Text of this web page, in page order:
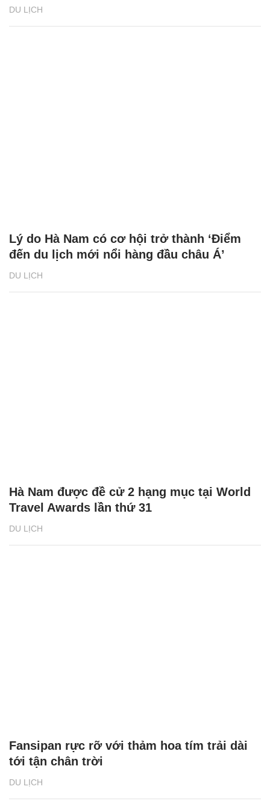
DU LỊCH
DU LỊCH
Lý do Hà Nam có cơ hội trở thành ‘Điểm
đến du lịch mới nổi hàng đầu châu Á’
DU LỊCH
Hà Nam được đề cử 2 hạng mục tại World
Travel Awards lần thứ 31
DU LỊCH
Fansipan rực rỡ với thảm hoa tím trải dài
tới tận chân trời